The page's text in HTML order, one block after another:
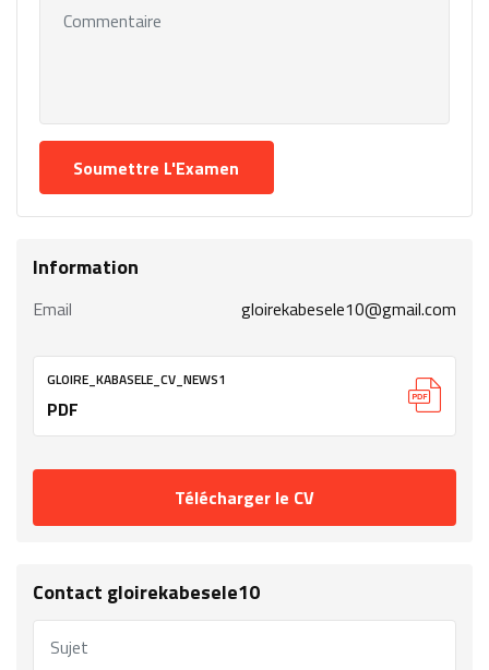
Information
Email gloirekabesele10@gmail.com
GLOIRE_KABASELE_CV_NEWS1
PDF
Télécharger le CV
Contact gloirekabesele10